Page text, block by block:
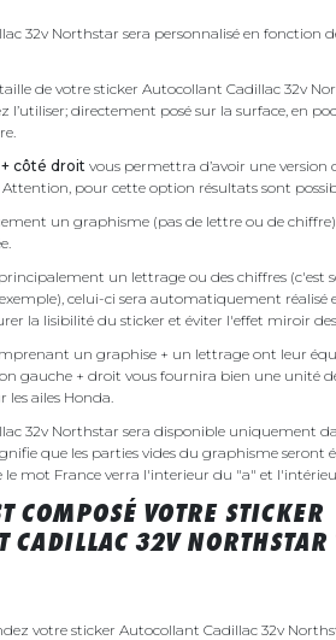
32v Northstar sera personnalisé en fonction
de votre sticker Autocollant Cadillac 32v
l’utiliser; directement posé sur la surface, en
côté droit vous permettra d’avoir une version
pour cette option résultats sont
un graphisme (pas de lettre ou de
un lettrage ou des chiffres (c'est
celui-ci sera automatiquement réalisé
la lisibilité du sticker et éviter l'effet miroir
un graphise + un lettrage ont leur
gauche + droit vous fournira bien une unité
les ailes Honda.
32v Northstar sera disponible uniquement
que les parties vides du graphisme seront
le mot France verra l'interieur du "a" et
COMPOSÉ VOTRE STICKER
CADILLAC 32V NORTHSTAR
votre sticker Autocollant Cadillac 32v